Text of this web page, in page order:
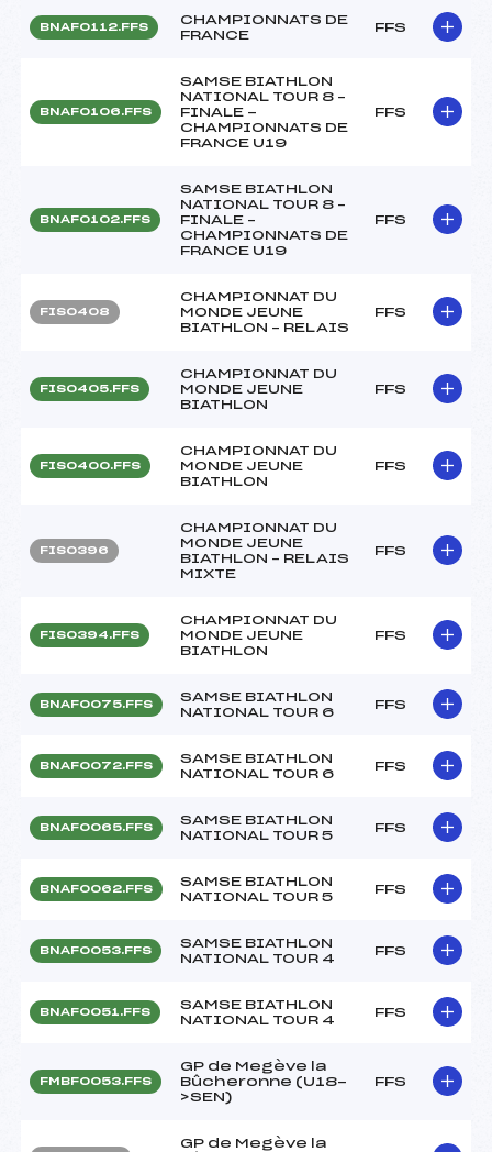
BNAF0112.FFS
CHAMPIONNATS DE
FRANCE
FFS
BNAF0106.FFS
SAMSE BIATHLON
NATIONAL TOUR 8 –
FINALE -
CHAMPIONNATS DE
FRANCE U19
FFS
BNAF0102.FFS
SAMSE BIATHLON
NATIONAL TOUR 8 –
FINALE –
CHAMPIONNATS DE
FRANCE U19
FFS
FIS0408
CHAMPIONNAT DU
MONDE JEUNE
BIATHLON – RELAIS
FFS
FIS0405.FFS
CHAMPIONNAT DU
MONDE JEUNE
BIATHLON
FFS
FIS0400.FFS
CHAMPIONNAT DU
MONDE JEUNE
BIATHLON
FFS
FIS0396
CHAMPIONNAT DU
MONDE JEUNE
BIATHLON – RELAIS
MIXTE
FFS
FIS0394.FFS
CHAMPIONNAT DU
MONDE JEUNE
BIATHLON
FFS
BNAF0075.FFS
SAMSE BIATHLON
NATIONAL TOUR 6
FFS
BNAF0072.FFS
SAMSE BIATHLON
NATIONAL TOUR 6
FFS
BNAF0065.FFS
SAMSE BIATHLON
NATIONAL TOUR 5
FFS
BNAF0062.FFS
SAMSE BIATHLON
NATIONAL TOUR 5
FFS
BNAF0053.FFS
SAMSE BIATHLON
NATIONAL TOUR 4
FFS
BNAF0051.FFS
SAMSE BIATHLON
NATIONAL TOUR 4
FFS
FMBF0053.FFS
GP de Megève la
Bûcheronne (U18-
>SEN)
FFS
GP de Megève la